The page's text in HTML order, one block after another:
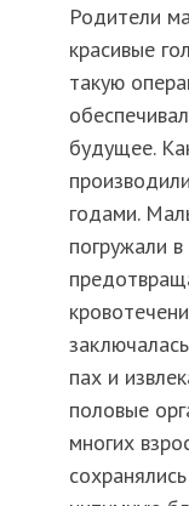
Родители
красивые
такую
будущее.
годами.
погружали
пах и
половые
многих